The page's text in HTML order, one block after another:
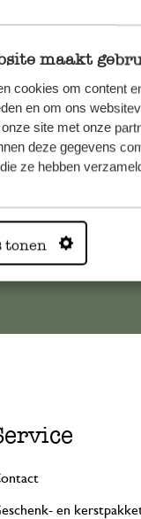
maakt
cookies om content
en om ons
site met onze
deze gegevens
ze hebben
tonen
en